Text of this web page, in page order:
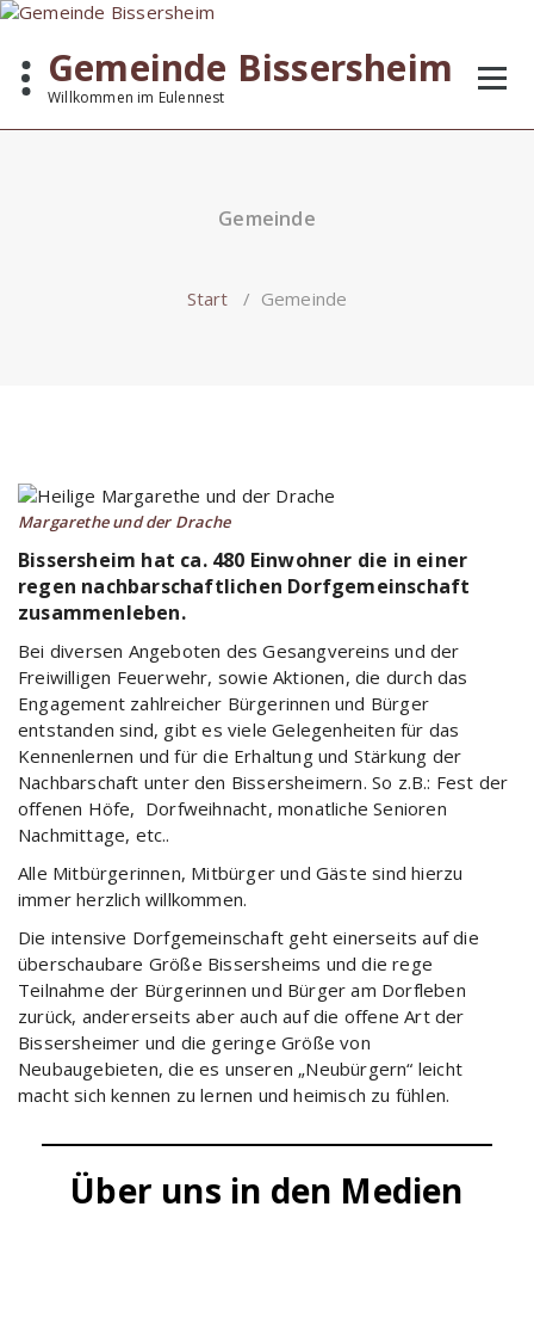
Zum
springenGemeinde Bissersheim
Willkommen im Eulennest
Gemeinde
Start / Gemeinde
Margarethe und der Drache
Bissersheim hat ca. 480 Einwohner die in einer
regen nachbarschaftlichen Dorfgemeinschaft
zusammenleben.
Bei diversen Angeboten des Gesangvereins und der
Freiwilligen Feuerwehr, sowie Aktionen, die durch das
Engagement zahlreicher Bürgerinnen und Bürger
entstanden sind, gibt es viele Gelegenheiten für das
Kennenlernen und für die Erhaltung und Stärkung der
Nachbarschaft unter den Bissersheimern. So z.B.: Fest der
offenen Höfe, Dorfweihnacht, monatliche Senioren
Nachmittage, etc..
Alle Mitbürgerinnen, Mitbürger und Gäste sind hierzu
immer herzlich willkommen.
Die intensive Dorfgemeinschaft geht einerseits auf die
überschaubare Größe Bissersheims und die rege
Teilnahme der Bürgerinnen und Bürger am Dorfleben
zurück, andererseits aber auch auf die offene Art der
Bissersheimer und die geringe Größe von
Neubaugebieten, die es unseren „Neubürgern“ leicht
macht sich kennen zu lernen und heimisch zu fühlen.
Über uns in den Medien